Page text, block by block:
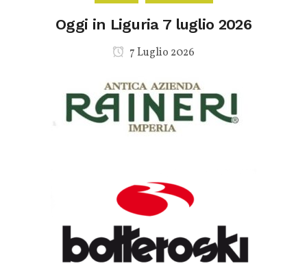
Oggi in Liguria 7 luglio 2026
7 Luglio 2026